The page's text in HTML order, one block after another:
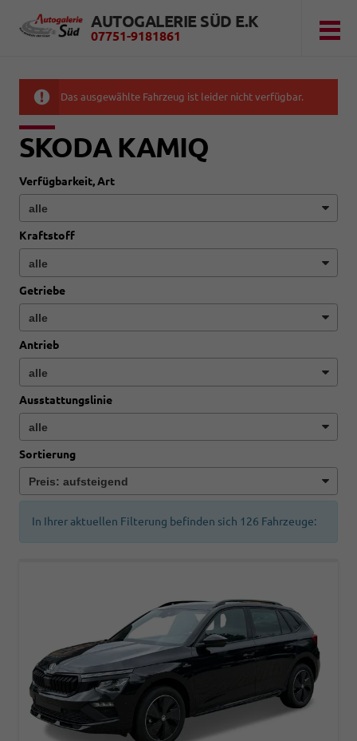
AUTOGALERIE SÜD E.K
07751-9181861
Das ausgewählte Fahrzeug ist leider nicht verfügbar.
SKODA KAMIQ
Verfügbarkeit, Art
Kraftstoff
Getriebe
Antrieb
Ausstattungslinie
Sortierung
In Ihrer aktuellen Filterung befinden sich 126 Fahrzeuge: